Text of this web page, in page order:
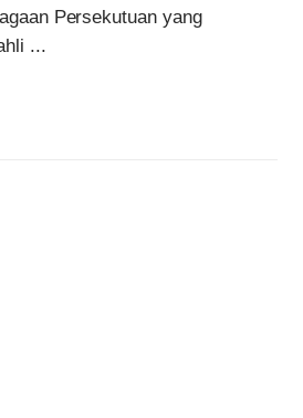
Persekutuan yang
...